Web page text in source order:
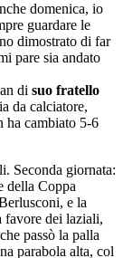
domenica, io
guardare le
dimostrato di far
pare sia andato
di suo fratello
da calciatore,
ha cambiato 5-6
Seconda giornata:
della Coppa
e la
favore dei laziali,
passò la palla
parabola alta, col